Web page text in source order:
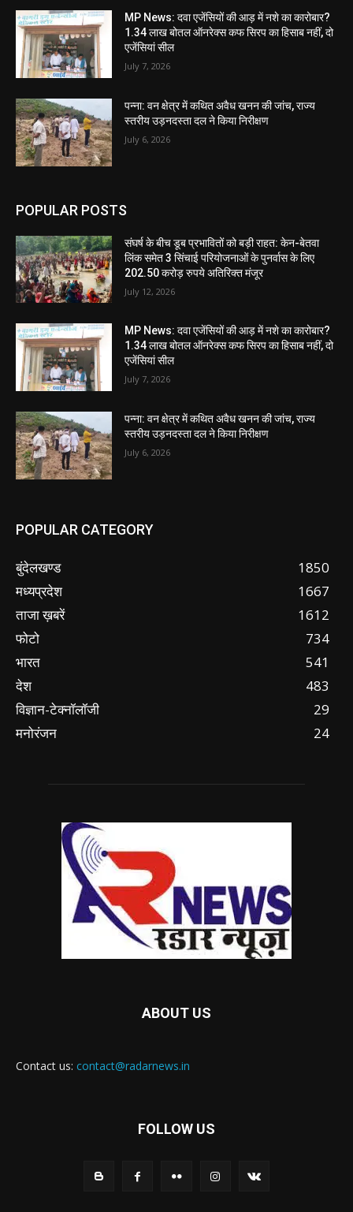
MP News: दवा एजेंसियों की आड़ में नशे का कारोबार?
1.34 लाख बोतल ऑनरेक्स कफ सिरप का हिसाब नहीं, दो
एजेंसियां सील
July 7, 2026
पन्ना: वन क्षेत्र में कथित अवैध खनन की जांच, राज्य
स्तरीय उड़नदस्ता दल ने किया निरीक्षण
July 6, 2026
POPULAR POSTS
संघर्ष के बीच डूब प्रभावितों को बड़ी राहत: केन-बेतवा
लिंक समेत 3 सिंचाई परियोजनाओं के पुनर्वास के लिए
202.50 करोड़ रुपये अतिरिक्त मंजूर
July 12, 2026
MP News: दवा एजेंसियों की आड़ में नशे का कारोबार?
1.34 लाख बोतल ऑनरेक्स कफ सिरप का हिसाब नहीं, दो
एजेंसियां सील
July 7, 2026
पन्ना: वन क्षेत्र में कथित अवैध खनन की जांच, राज्य
स्तरीय उड़नदस्ता दल ने किया निरीक्षण
July 6, 2026
POPULAR CATEGORY
बुंदेलखण्ड
1850
मध्यप्रदेश
1667
ताजा ख़बरें
1612
फोटो
734
भारत
541
देश
483
विज्ञान-टेक्नॉलॉजी
29
मनोरंजन
24
ABOUT US
Contact us: contact@radarnews.in
FOLLOW US